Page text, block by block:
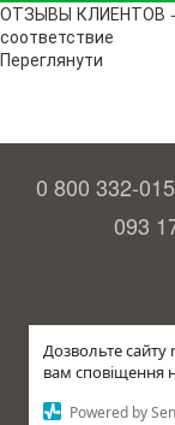
Дозвольте сайту
вам сповіщення
Powered by
ОТЗЫВЫ КЛИЕНТОВ -
соответствие
Переглянути
0 800 332-015
093